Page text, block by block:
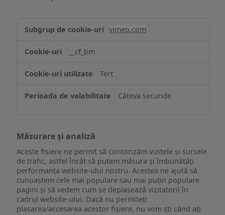
Asigurarea
funcționalităților
website-
ului
vimeo.com
__cf_bm
Terț
Câteva secunde
Măsurare și analiză
Aceste fișiere ne permit să contorizăm vizitele și sursele
de trafic, astfel încât să putem măsura și îmbunătăți
performanța website-ului nostru. Acestea ne ajută să
cunoaștem cele mai populare sau mai puțin populare
pagini și să vedem cum se deplasează vizitatorii în
cadrul website-ului. Dacă nu permiteți
plasarea/accesarea acestor fișiere, nu vom ști când ați